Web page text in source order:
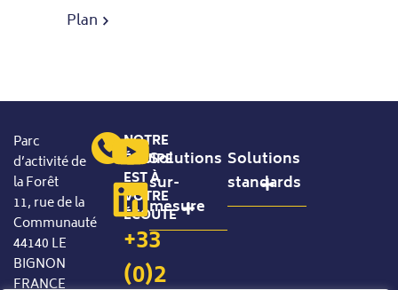
Plan
NOTRE
ÉQUIPE
EST À
VOTRE
ÉCOUTE
+33
(0)2
Solutions
sur-
mesure
Solutions
standards
Parc
d’activité de
la Forêt
11, rue de la
Communauté
44140 LE
BIGNON
FRANCE